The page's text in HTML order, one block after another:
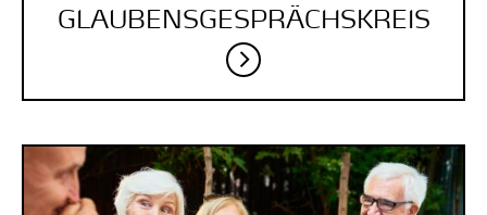
GLAUBENSGESPRÄCHSKREIS